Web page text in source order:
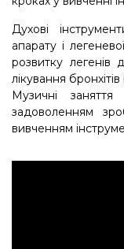
Духові
апарату і
розвитку легенів
лікування
Музичні
задоволенням
вивченням